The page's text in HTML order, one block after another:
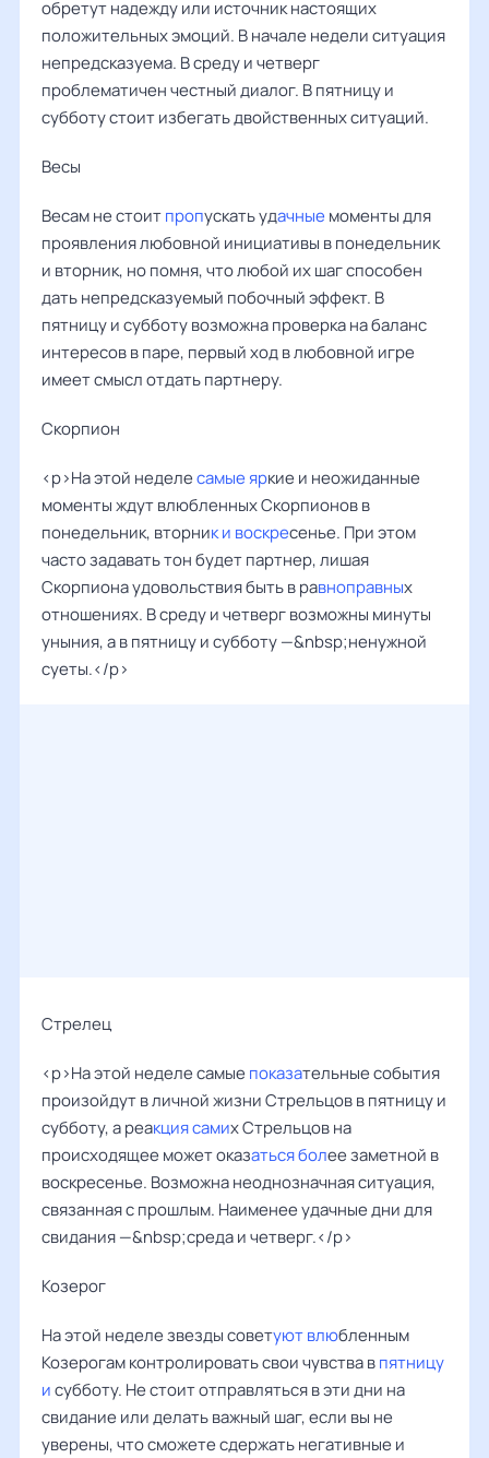
обретут надежду или источник настоящих
положительных эмоций. В начале недели ситуация
непредсказуема. В среду и четверг
проблематичен честный диалог. В пятницу и
субботу стоит избегать двойственных ситуаций.
Весы ‌‌
Весам не стоитпропускать удачные моменты для
проявления любовной инициативы в понедельник
и вторник, но помня, что любой их шаг способен
дать непредсказуемый побочный эффект. В
пятницу и субботу возможна проверка на баланс
интересов в паре, первый ход в любовной игре
имеет смысл отдать партнеру.
Скорпион
<p>На этой неделесамые яркие и неожиданные
моменты ждут влюбленных Скорпионов в
понедельник, вторник и воскресенье. При этом
часто задавать тон будет партнер, лишая
Скорпиона удовольствия быть в равноправных
отношениях. В среду и четверг возможны минуты
уныния, а в пятницу и субботу —&nbsp;ненужной
суеты.</p>
Стрелец
<p>На этой неделе самые показательные события
произойдут в личной жизни Стрельцов в пятницу и
субботу, а реакция самих Стрельцов на
происходящее может оказаться более заметной в
воскресенье. Возможна неоднозначная ситуация,
связанная с прошлым. Наименее удачные дни для
свидания —&nbsp;среда и четверг.</p>
Козерог
На этой неделе звезды советуют влюбленным
Козерогам контролировать свои чувства впятницу
исубботу. Не стоит отправляться в эти дни на
свидание или делать важный шаг, если вы не
уверены, что сможете сдержать негативные и